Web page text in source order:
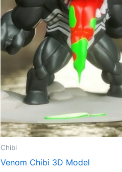
Chibi
Venom Chibi 3D Model